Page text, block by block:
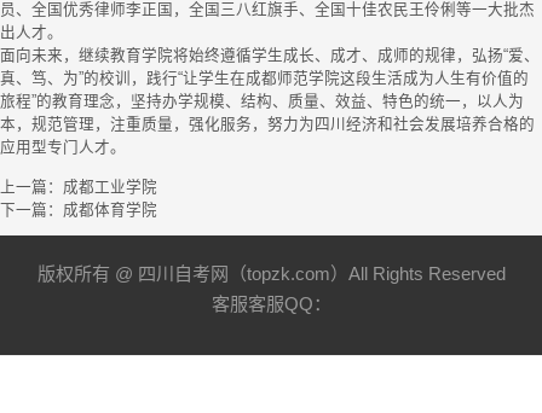
员、全国优秀律师李正国，全国三八红旗手、全国十佳农民王伶俐等一大批杰
出人才。
面向未来，继续教育学院将始终遵循学生成长、成才、成师的规律，弘扬“爱、
真、笃、为”的校训，践行“让学生在成都师范学院这段生活成为人生有价值的
旅程”的教育理念，坚持办学规模、结构、质量、效益、特色的统一，以人为
本，规范管理，注重质量，强化服务，努力为四川经济和社会发展培养合格的
应用型专门人才。
上一篇： 成都工业学院
下一篇： 成都体育学院
版权所有 @ 四川自考网（topzk.com）All Rights Reserved
客服客服QQ：